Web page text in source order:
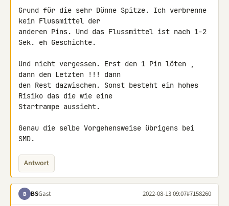
Grund für die sehr Dünne Spitze. Ich verbrenne
kein Flussmittel der
anderen Pins. Und das Flussmittel ist nach 1-2
Sek. eh Geschichte.
Und nicht vergessen. Erst den 1 Pin löten ,
dann den Letzten !!! dann
den Rest dazwischen. Sonst besteht ein hohes
Risiko das die wie eine
Startrampe aussieht.
Genau die selbe Vorgehensweise übrigens bei
SMD.
Antwort
B BSGast 2022-08-13 09:07#7158260